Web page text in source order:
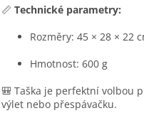
📏 Technické parametry:
Rozměry: 45 × 28 × 22
Hmotnost: 600 g
🎒 Taška je perfektní volbou
výlet nebo přespávačku.